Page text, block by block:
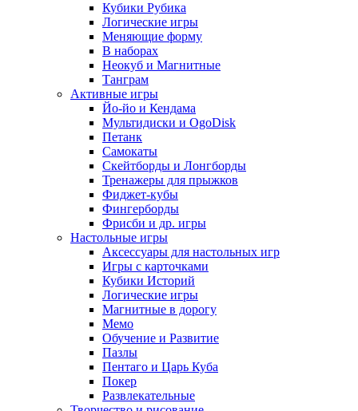
Кубики Рубика
Логические игры
Меняющие форму
В наборах
Неокуб и Магнитные
Танграм
Активные игры
Йо-йо и Кендама
Мультидиски и OgoDisk
Петанк
Самокаты
Скейтборды и Лонгборды
Тренажеры для прыжков
Фиджет-кубы
Фингерборды
Фрисби и др. игры
Настольные игры
Аксессуары для настольных игр
Игры с карточками
Кубики Историй
Логические игры
Магнитные в дорогу
Мемо
Обучение и Развитие
Пазлы
Пентаго и Царь Куба
Покер
Развлекательные